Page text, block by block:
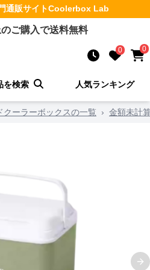
通販サイトCoolerbox Lab
ご購入で送料無料
0 0
を検索 人気ランキング
クーラーボックスの一覧 › 金額未計